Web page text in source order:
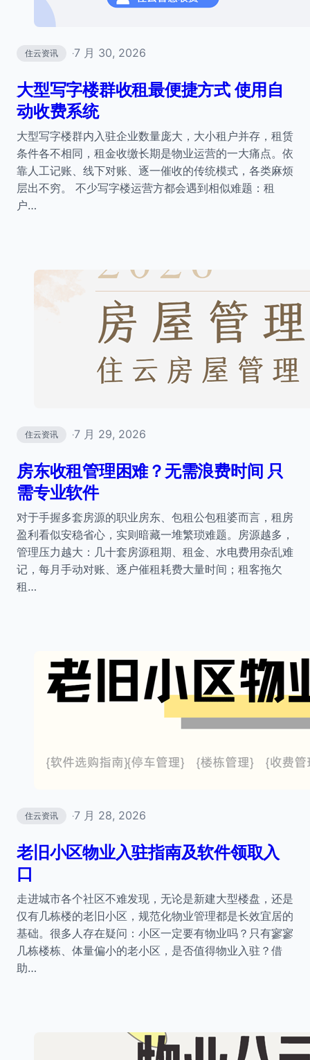
住云资讯 ·7 月 30, 2026
大型写字楼群收租最便捷方式 使用自
动收费系统
大型写字楼群内入驻企业数量庞大，大小租户并存，租赁
条件各不相同，租金收缴长期是物业运营的一大痛点。依
靠人工记账、线下对账、逐一催收的传统模式，各类麻烦
层出不穷。 不少写字楼运营方都会遇到相似难题：租
户…
住云资讯 ·7 月 29, 2026
房东收租管理困难？无需浪费时间 只
需专业软件
对于手握多套房源的职业房东、包租公包租婆而言，租房
盈利看似安稳省心，实则暗藏一堆繁琐难题。房源越多，
管理压力越大：几十套房源租期、租金、水电费用杂乱难
记，每月手动对账、逐户催租耗费大量时间；租客拖欠
租…
住云资讯 ·7 月 28, 2026
老旧小区物业入驻指南及软件领取入
口
走进城市各个社区不难发现，无论是新建大型楼盘，还是
仅有几栋楼的老旧小区，规范化物业管理都是长效宜居的
基础。很多人存在疑问：小区一定要有物业吗？只有寥寥
几栋楼栋、体量偏小的老小区，是否值得物业入驻？借
助…